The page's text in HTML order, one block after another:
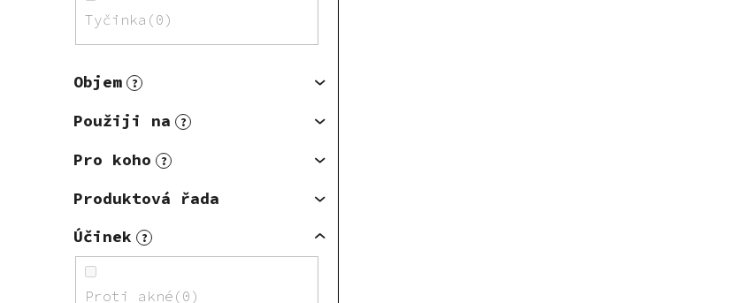
Tyčinka 0
Objem ?
Použiji na ?
Pro koho ?
Produktová řada
Účinek
?
Proti akné 0